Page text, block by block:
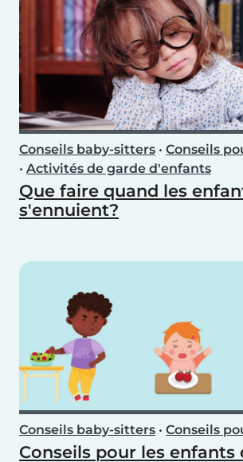
Conseils baby-sitters • Conseils
• Activités de garde d'enfants
Que faire quand les
s'ennuient?
Conseils baby-sitters • Conseils
Conseils pour les enfants